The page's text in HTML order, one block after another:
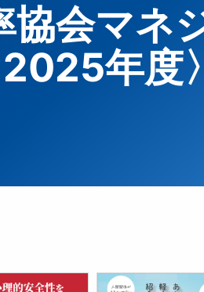
協会マネ
2025年度〉